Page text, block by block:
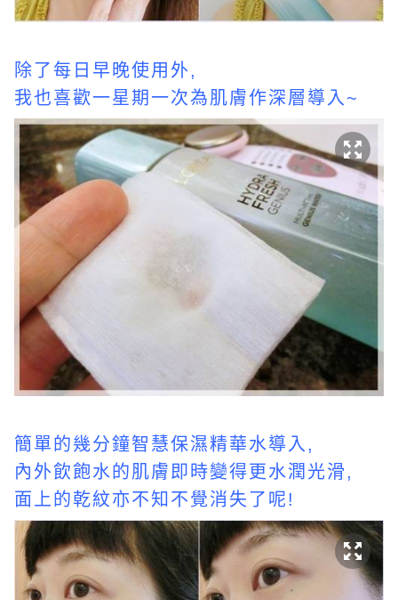
除了每日早晚使用外,
我也喜歡一星期一次為肌膚作深層導入~
簡單的幾分鐘智慧保濕精華水導入,
內外飲飽水的肌膚即時變得更水潤光滑,
面上的乾紋亦不知不覺消失了呢!